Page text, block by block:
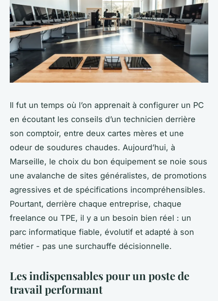
Il fut un temps où l’on apprenait à configurer un PC
en écoutant les conseils d’un technicien derrière
son comptoir, entre deux cartes mères et une
odeur de soudures chaudes. Aujourd’hui, à
Marseille, le choix du bon équipement se noie sous
une avalanche de sites généralistes, de promotions
agressives et de spécifications incompréhensibles.
Pourtant, derrière chaque entreprise, chaque
freelance ou TPE, il y a un besoin bien réel : un
parc informatique fiable, évolutif et adapté à son
métier - pas une surchauffe décisionnelle.
Les indispensables pour un poste de
travail performant